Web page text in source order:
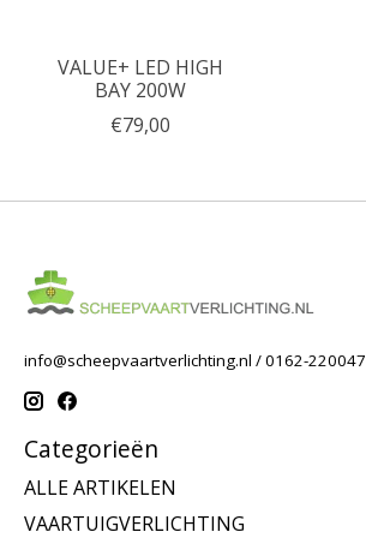
VALUE+ LED HIGH
BAY 200W
€79,00
info@scheepvaartverlichting.nl / 0162-220047
Categorieën
ALLE ARTIKELEN
VAARTUIGVERLICHTING